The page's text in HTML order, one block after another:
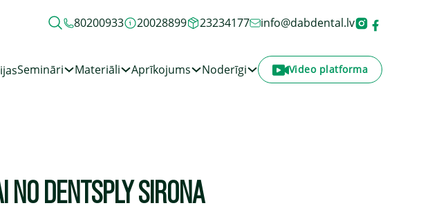
80200933 20028899 23234177 info@dabdental.lv
Semināri Materiāli Aprīkojums Noderīgi Video platforma
DENTSPLY SIRONA